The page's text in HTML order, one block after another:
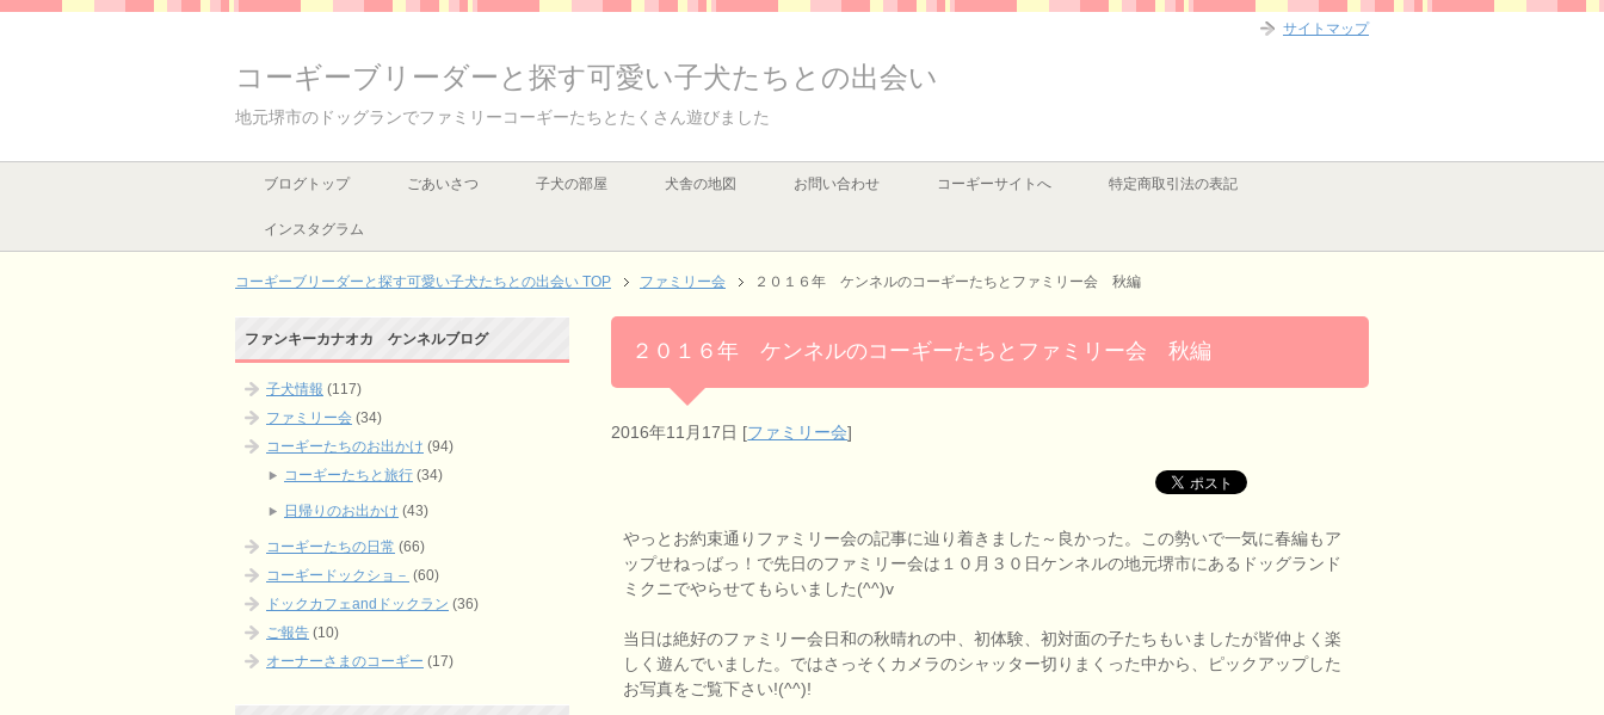
コーギーブリーダーと探す可愛い子犬たちとの出会い
地元堺市のドッグランでファミリーコーギーたちとたくさん遊びました
ブログトップ ごあいさつ 子犬の部屋 犬舎の地図 お問い合わせ コーギーサイトへ 特定商取引法の表記
インスタグラム
コーギーブリーダーと探す可愛い子犬たちとの出会い TOP ファミリー会 ２０１６年 ケンネルのコーギーたちとファミリー会 秋編
２０１６年 ケンネルのコーギーたちとファミリー会 秋編
2016年11月17日 [ファミリー会]
やっとお約束通りファミリー会の記事に辿り着きました～良かった。この勢いで一気に春編もア
ップせねっばっ！で先日のファミリー会は１０月３０日ケンネルの地元堺市にあるドッグランド
ミクニでやらせてもらいました(^^)v
当日は絶好のファミリー会日和の秋晴れの中、初体験、初対面の子たちもいましたが皆仲よく楽
しく遊んでいました。ではさっそくカメラのシャッター切りまくった中から、ピックアップした
お写真をご覧下さい!(^^)!
ファンキーカナオカ ケンネルブログ
子犬情報 (117)
ファミリー会 (34)
コーギーたちのお出かけ (94)
コーギーたちと旅行 (34)
日帰りのお出かけ (43)
コーギーたちの日常 (66)
コーギードックショ－ (60)
ドックカフェandドックラン (36)
ご報告 (10)
オーナーさまのコーギー (17)
サイトマップ